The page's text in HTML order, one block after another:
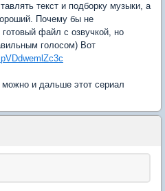
текст и подборку музыки, а
Почему бы не
файл с озвучкой, но
голосом) Вот
и дальше этот сериал